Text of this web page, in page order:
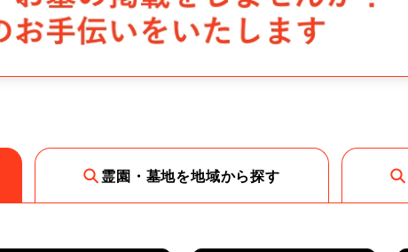
霊園・墓地を地域から探す